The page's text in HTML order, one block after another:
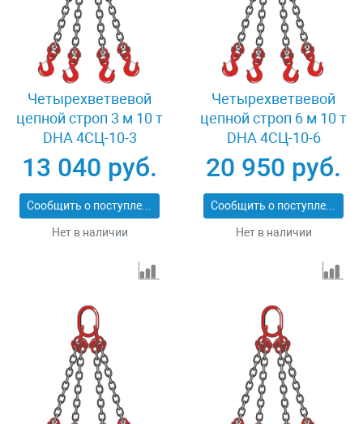
Четырехветвевой
цепной строп 3 м 10 т
DHA 4СЦ-10-3
13 040 руб.
Сообщить о поступлении
Нет в наличии
Четырехветвевой
цепной строп 6 м 10 т
DHA 4СЦ-10-6
20 950 руб.
Сообщить о поступлении
Нет в наличии